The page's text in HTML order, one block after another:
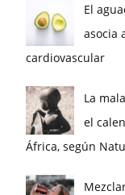
El
asocia
cardiovascular
La
el
África, según